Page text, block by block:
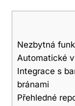
Nezbytná
Automatické
Integrace s
bránami
Přehledné